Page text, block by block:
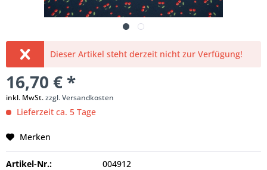
Dieser Artikel steht derzeit nicht zur Verfügung!
16,70 € *
inkl. MwSt.zzgl. Versandkosten
Lieferzeit ca. 5 Tage
Merken
Artikel-Nr.:
004912